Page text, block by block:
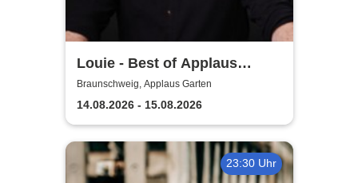
Louie - Best of Applaus
Garten
Braunschweig, Applaus Garten
14.08.2026 - 15.08.2026
23:30 Uhr